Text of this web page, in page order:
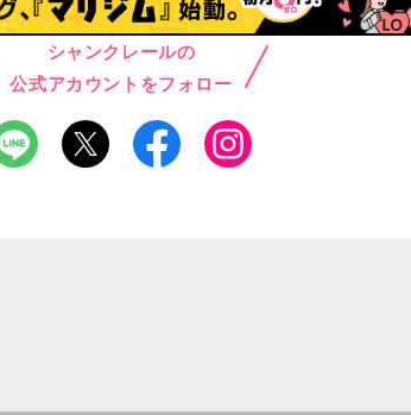
シャンクレールの
公式アカウントをフォロー